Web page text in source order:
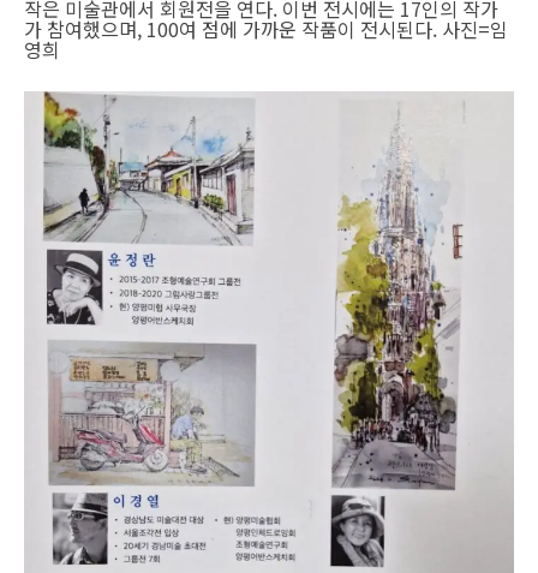
작은 미술관에서 회원전을 연다. 이번 전시에는 17인의 작가
가 참여했으며, 100여 점에 가까운 작품이 전시된다. 사진=임
영희